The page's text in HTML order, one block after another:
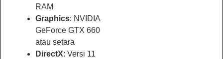
RAM
Graphics: NVIDIA
GeForce GTX 660
atau setara
DirectX: Versi 11